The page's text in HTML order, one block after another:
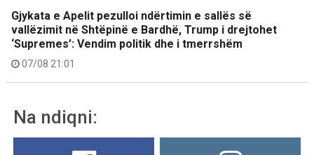
Gjykata e Apelit pezulloi ndërtimin e sallës së
vallëzimit në Shtëpinë e Bardhë, Trump i drejtohet
‘Supremes’: Vendim politik dhe i tmerrshëm
07/08 21:01
Na ndiqni: